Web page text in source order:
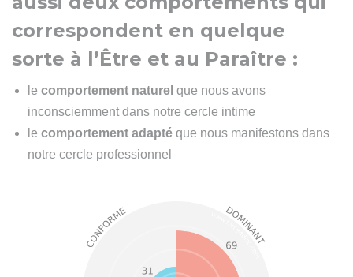
correspondent en quelque
sorte à l’Être et au Paraître :
le comportement naturel que nous avons
inconsciemment dans notre cercle intime
le comportement adapté que nous manifestons dans
notre cercle professionnel